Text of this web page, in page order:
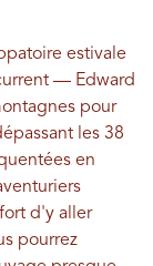
estivale
— Edward
pour
les 38
en
d'y aller
pourrez